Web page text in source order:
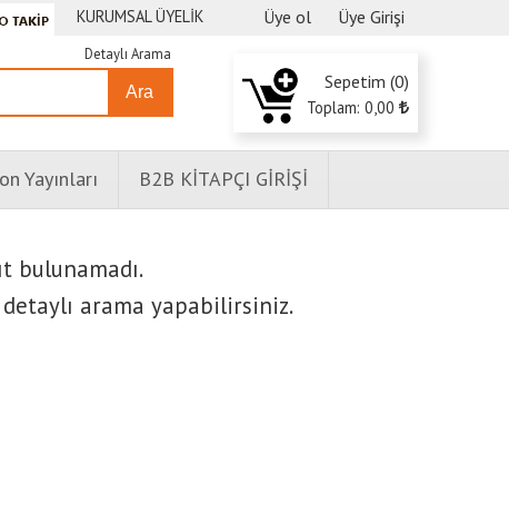
Üye ol Üye Girişi
KURUMSAL ÜYELİK
Ara
Detaylı Arama
Sepetim (0)
Toplam: 0 ,00
Yayınları B2B KİTAPÇI GİRİŞİ
bulunamadı.
arama yapabilirsiniz.